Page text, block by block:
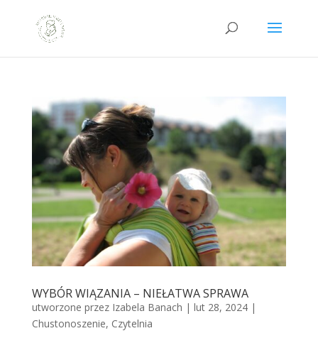
WYBÓR WIĄZANIA – NIEŁATWA SPRAWA
utworzone przez Izabela Banach | lut 28, 2024|
Chustonoszenie, Czytelnia